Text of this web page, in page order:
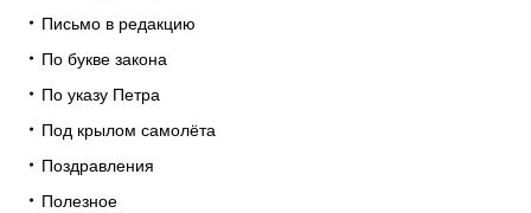
Письмо в редакцию
По букве закона
По указу Петра
Под крылом самолёта
Поздравления
Полезное